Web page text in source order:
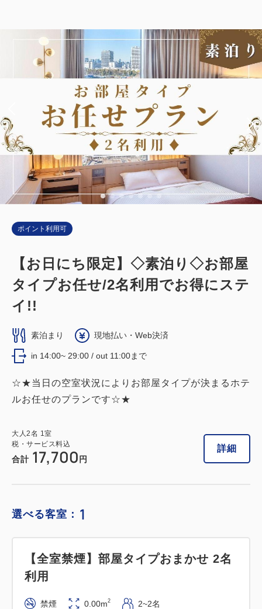
ポイント利用可
【お日にち限定】◇素泊り◇お部屋
タイプお任せ/2名利用でお得にステ
イ!!
素泊まり 現地払い・Web決済
in 14:00~ 29:00 / out 11:00まで
☆★当日の空室状況によりお部屋タイプが決まるホテ
ルお任せのプランです☆★
大人 2名 1 室
税・サービス料込
合計 17,700 円
詳細
選べる客室： 1
【全室禁煙】部屋タイプおまかせ 2名
利用
禁煙 0.00m2 2~2名